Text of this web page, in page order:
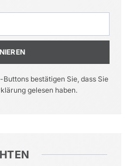
bestätigen Sie, dass Sie
gelesen haben.